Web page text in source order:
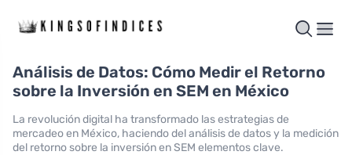
Análisis de Datos: Cómo Medir el Retorno
sobre la Inversión en SEM en México
La revolución digital ha transformado las estrategias de
mercadeo en México, haciendo del análisis de datos y la medición
del retorno sobre la inversión en SEM elementos clave.